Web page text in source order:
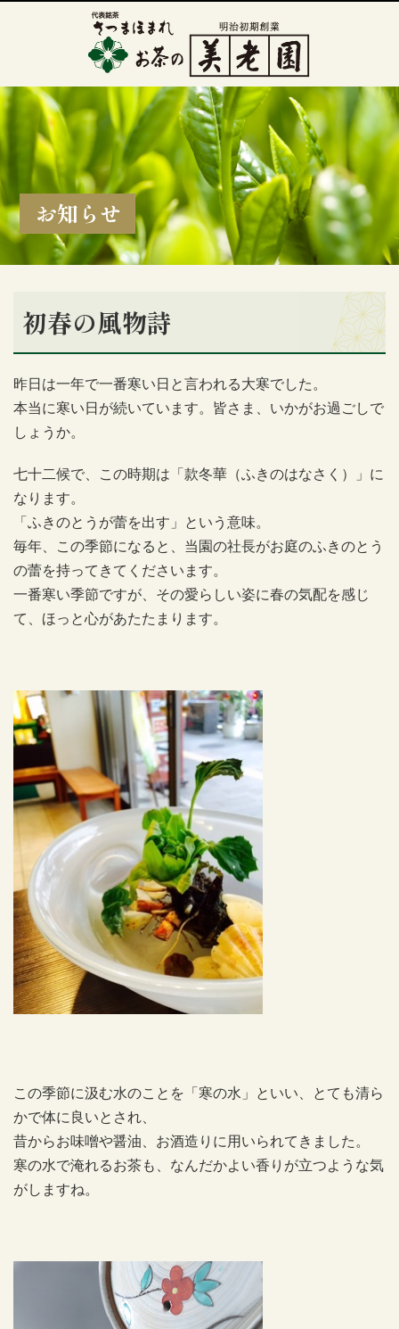
お知らせ
初春の風物詩
昨日は一年で一番寒い日と言われる大寒でした。
本当に寒い日が続いています。皆さま、いかがお過ごしで
しょうか。
七十二候で、この時期は「款冬華（ふきのはなさく）」に
なります。
「ふきのとうが蕾を出す」という意味。
毎年、この季節になると、当園の社長がお庭のふきのとう
の蕾を持ってきてくださいます。
一番寒い季節ですが、その愛らしい姿に春の気配を感じ
て、ほっと心があたたまります。
この季節に汲む水のことを「寒の水」といい、とても清ら
かで体に良いとされ、
昔からお味噌や醤油、お酒造りに用いられてきました。
寒の水で淹れるお茶も、なんだかよい香りが立つような気
がしますね。